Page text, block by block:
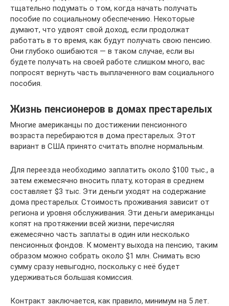
тщательно подумать о том, когда начать получать
пособие по социальному обеспечению. Некоторые
думают, что удвоят свой доход, если продолжат
работать в то время, как будут получать свою пенсию.
Они глубоко ошибаются — в таком случае, если вы
будете получать на своей работе слишком много, вас
попросят вернуть часть выплаченного вам социального
пособия.
Жизнь пенсионеров в домах престарелых
Многие американцы по достижении пенсионного
возраста перебираются в дома престарелых. Этот
вариант в США принято считать вполне нормальным.
Для переезда необходимо заплатить около $100 тыс., а
затем ежемесячно вносить плату, которая в среднем
составляет $3 тыс. Эти деньги уходят на содержание
дома престарелых. Стоимость проживания зависит от
региона и уровня обслуживания. Эти деньги американцы
копят на протяжении всей жизни, перечисляя
ежемесячно часть заплаты в один или несколько
пенсионных фондов. К моменту выхода на пенсию, таким
образом можно собрать около $1 млн. Снимать всю
сумму сразу невыгодно, поскольку с неё будет
удерживаться большая комиссия.
Контракт заключается, как правило, минимум на 5 лет.